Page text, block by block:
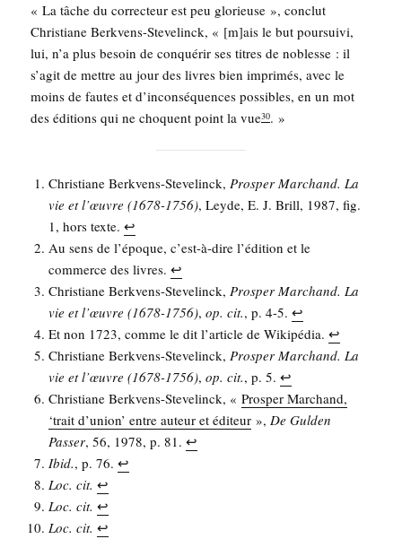
« La tâche du cor­rec­teur est peu glo­rieuse », conclut
Chris­tiane Berk­vens-Ste­ve­linck, « [m]ais le but pour­sui­vi,
lui, n’a plus besoin de conqué­rir ses titres de noblesse : il
s’agit de mettre au jour des livres bien impri­més, avec le
moins de fautes et d’inconséquences pos­sibles, en un mot
des édi­tions qui ne choquent point la vue30. »
Chris­tiane Berk­vens-Ste­ve­linck,Pros­per Mar­chand. La
vie et l’œuvre (1678-1756), Leyde, E. J. Brill, 1987, fig.
1, hors texte.↩︎
Au sens de l’é­poque, c’est-à-dire l’é­di­tion et le
com­merce des livres.↩︎
Chris­tiane Berk­vens-Ste­ve­linck,Pros­per Mar­chand. La
vie et l’œuvre (1678-1756),op. cit., p. 4-5.↩︎
Et non 1723, comme le dit l’ar­ticle de Wiki­pé­dia.↩︎
Chris­tiane Berk­vens-Ste­ve­linck,Pros­per Mar­chand. La
vie et l’œuvre (1678-1756),op. cit., p. 5.↩︎
Chris­tiane Berk­vens-Ste­ve­linck, «Pros­per Mar­chand,
‘trait d’u­nion’ entre auteur et édi­teur »,De Gul­den
Pas­ser, 56, 1978, p. 81.↩︎
Ibid., p. 76.↩︎
Loc. cit. ↩︎
Loc. cit. ↩︎
Loc. cit. ↩︎